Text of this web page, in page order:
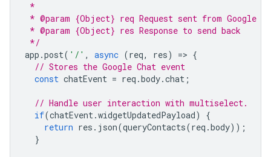
*
* @param {Object} req Request sent from Google
* @param {Object} res Response to send back
*/
app .post( '/' , async (req, res) => {
// Stores the Google Chat event
const chatEvent = req .body.chat ;
// Handle user interaction with multiselect.
if(chatEvent.widgetUpdatedPayload)
{
return res . json(queryContacts(req .body));
}